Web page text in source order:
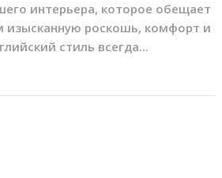
интерьера, которое обещает
изысканную роскошь, комфорт и
стиль всегда...